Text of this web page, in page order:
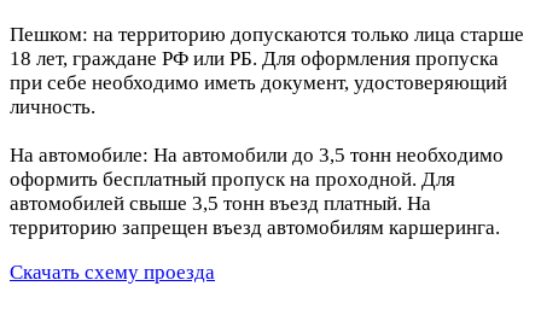
Пешком: на территорию допускаются только лица старше
18 лет, граждане РФ или РБ. Для оформления пропуска
при себе необходимо иметь документ, удостоверяющий
личность.
На автомобиле: На автомобили до 3,5 тонн необходимо
оформить бесплатный пропуск на проходной. Для
автомобилей свыше 3,5 тонн въезд платный. На
территорию запрещен въезд автомобилям каршеринга.
Скачать схему проезда